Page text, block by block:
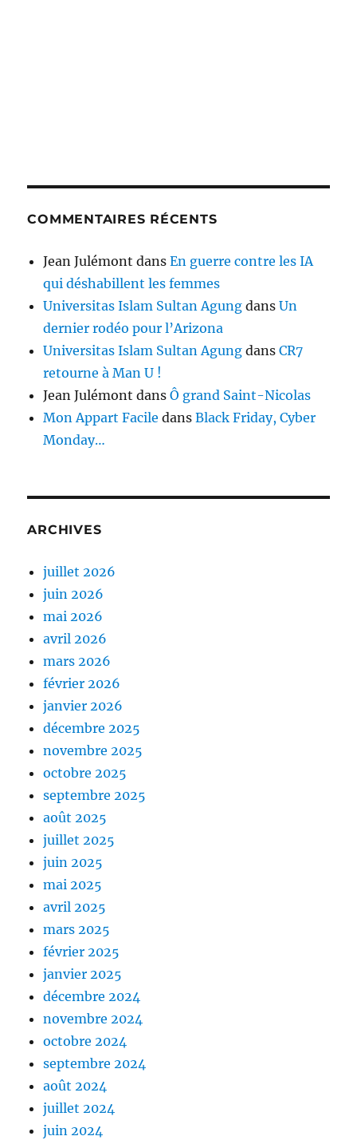
COMMENTAIRES RÉCENTS
Jean Julémont dansEn guerre contre les IA
qui déshabillent les femmes
Universitas Islam Sultan Agung dansUn
dernier rodéo pour l’Arizona
Universitas Islam Sultan Agung dansCR7
retourne à Man U !
Jean Julémont dansÔ grand Saint-Nicolas
Mon Appart Facile dansBlack Friday, Cyber
Monday…
ARCHIVES
juillet 2026
juin 2026
mai 2026
avril 2026
mars 2026
février 2026
janvier 2026
décembre 2025
novembre 2025
octobre 2025
septembre 2025
août 2025
juillet 2025
juin 2025
mai 2025
avril 2025
mars 2025
février 2025
janvier 2025
décembre 2024
novembre 2024
octobre 2024
septembre 2024
août 2024
juillet 2024
juin 2024